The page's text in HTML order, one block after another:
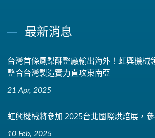
最新消息
台灣首條鳳梨酥整廠輸出海外！虹興機械
整合台灣製造實力直攻東南亞
21 Apr, 2025
虹興機械將參加 2025台北國際烘焙展，
10 Feb, 2025